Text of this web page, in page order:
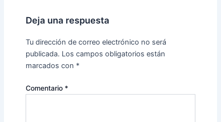
Deja una respuesta
Tu dirección de correo electrónico no será
publicada. Los campos obligatorios están
marcados con *
Comentario *